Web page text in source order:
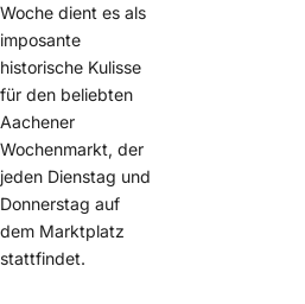
Woche dient es als
imposante
historische Kulisse
für den beliebten
Aachener
Wochenmarkt, der
jeden Dienstag und
Donnerstag auf
dem Marktplatz
stattfindet.